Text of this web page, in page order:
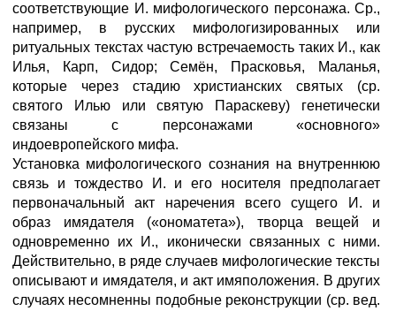
соответствующие И. мифологического персонажа. Ср.,
например, в русских мифологизированных или
ритуальных текстах частую встречаемость таких И., как
Илья, Карп, Сидор; Семён, Прасковья, Маланья,
которые через стадию христианских святых (ср.
святого Илью или святую Параскеву) генетически
связаны с персонажами «основного»
индоевропейского мифа.
Установка мифологического сознания на внутреннюю
связь и тождество И. и его носителя предполагает
первоначальный акт наречения всего сущего И. и
образ имядателя («ономатета»), творца вещей и
одновременно их И., иконически связанных с ними.
Действительно, в ряде случаев мифологические тексты
описывают и имядателя, и акт имяположения. В других
случаях несомненны подобные реконструкции (ср. вед.